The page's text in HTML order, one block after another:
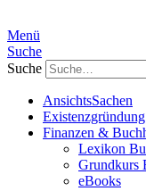
Menü
Suche
Suche
AnsichtsSachen
Existenzgründung
Finanzen &
Lexikon
Grundkurs
eBooks